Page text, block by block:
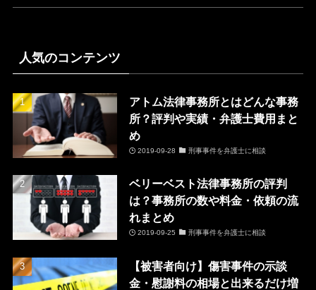
人気のコンテンツ
アトム法律事務所とはどんな事務
所？評判や実績・弁護士費用まと
め
2019-09-28 刑事事件を弁護士に相談
ベリーベスト法律事務所の評判
は？事務所の数や料金・依頼の流
れまとめ
2019-09-25 刑事事件を弁護士に相談
【被害者向け】傷害事件の示談
金・慰謝料の相場と出来るだけ増